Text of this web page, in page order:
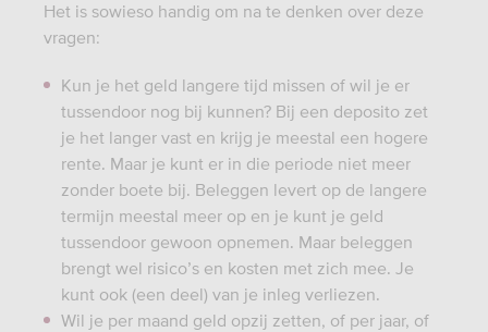
Het is sowieso handig om na te denken over deze
vragen:
Kun je het geld langere tijd missen of wil je er
tussendoor nog bij kunnen? Bij een deposito zet
je het langer vast en krijg je meestal een hogere
rente. Maar je kunt er in die periode niet meer
zonder boete bij. Beleggen levert op de langere
termijn meestal meer op en je kunt je geld
tussendoor gewoon opnemen. Maar beleggen
brengt wel risico’s en kosten met zich mee. Je
kunt ook (een deel) van je inleg verliezen.
Wil je per maand geld opzij zetten, of per jaar, of